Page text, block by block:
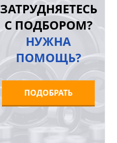
В избранное
Под заказ
ЗАТРУДНЯЕТЕСЬ
С ПОДБОРОМ?
НУЖНА
ПОМОЩЬ?
ПОДОБРАТЬ